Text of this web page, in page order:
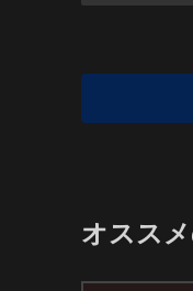
オスス